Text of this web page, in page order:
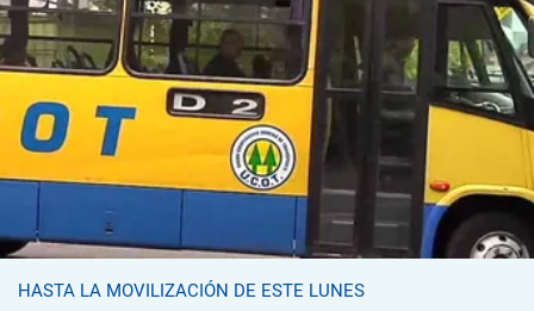
HASTA LA MOVILIZACIÓN DE ESTE LUNES